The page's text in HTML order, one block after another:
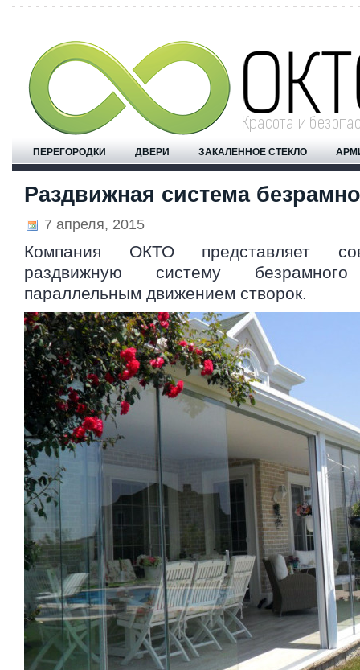
ПЕРЕГОРОДКИ ДВЕРИ ЗАКАЛЕННОЕ СТЕКЛО
Раздвижная система
7 апреля, 2015
Компания ОКТО представляет
раздвижную систему
параллельным движением створок.